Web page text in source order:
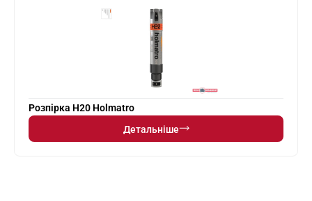
Розпірка H20 Holmatro
Детальніше